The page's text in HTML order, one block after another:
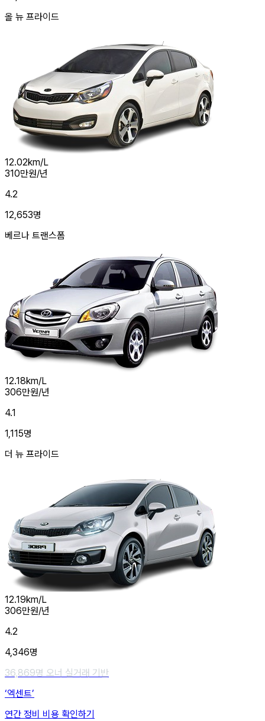
올 뉴 프라이드
12.02km/L
310만원/년
4.2
12,653명
베르나 트랜스폼
12.18km/L
306만원/년
4.1
1,115명
더 뉴 프라이드
12.19km/L
306만원/년
4.2
4,346명
36,869명 오너 실거래 기반
‘엑센트’
연간 정비 비용 확인하기